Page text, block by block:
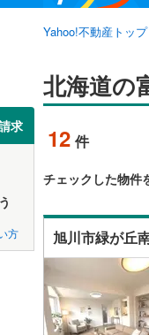
Yahoo!不動産トップ
求
方
北海道の
12 件
チェックした物件
旭川市緑が丘
関東
信越・北
近畿
中国
九州・沖
かの地域
地下鉄
(